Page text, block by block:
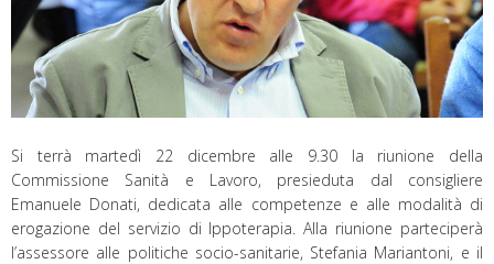
Si terrà martedì 22 dicembre alle 9.30 la riunione della
Commissione Sanità e Lavoro, presieduta dal consigliere
Emanuele Donati, dedicata alle competenze e alle modalità di
erogazione del servizio di Ippoterapia. Alla riunione parteciperà
l’assessore alle politiche socio-sanitarie, Stefania Mariantoni, e il